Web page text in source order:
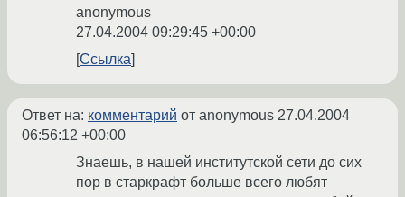
anonymous
27.04.2004 09:29:45 +00:00
Ссылка
Ответ на: комментарий от anonymous 27.04.2004
06:56:12 +00:00
Знаешь, в нашей институтской сети до сих
пор в старкрафт больше всего любят